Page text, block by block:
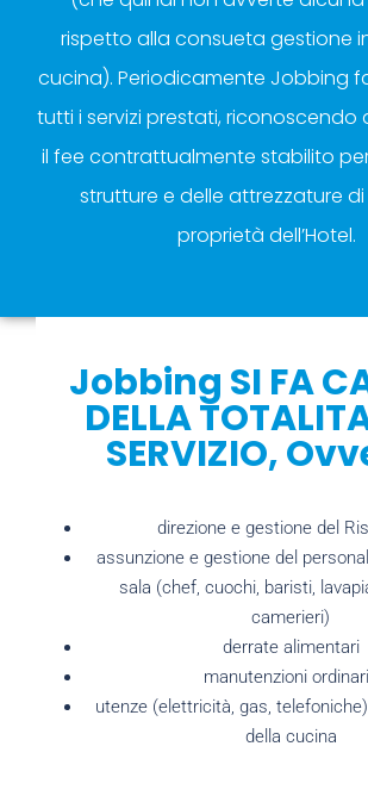
rispetto alla consueta gestione
cucina). Periodicamente Jobbing
tutti i servizi prestati, riconoscendo
il fee contrattualmente stabilito per
strutture e delle attrezzature
proprietà dell’Hotel.
Jobbing SI FA
DELLA
SERVIZIO,
direzione e gestione del
assunzione e gestione del
sala (chef, cuochi, baristi,
camerieri)
derrate alimentari
manutenzioni
utenze (elettricità, gas,
della cucina